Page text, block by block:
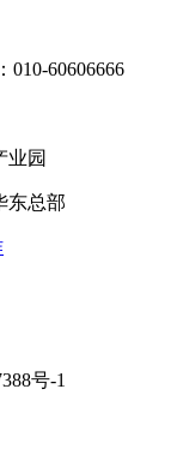
60606666
业园
东总部
号-1